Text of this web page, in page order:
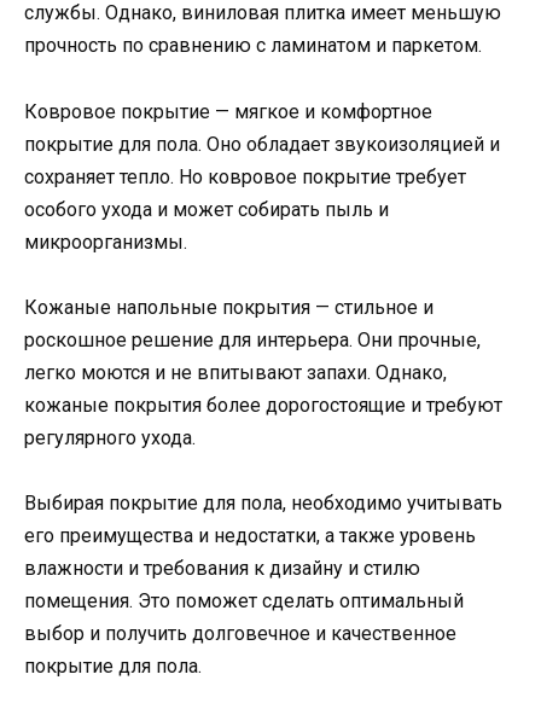
службы. Однако, виниловая плитка имеет меньшую
прочность по сравнению с ламинатом и паркетом.
Ковровое покрытие — мягкое и комфортное
покрытие для пола. Оно обладает звукоизоляцией и
сохраняет тепло. Но ковровое покрытие требует
особого ухода и может собирать пыль и
микроорганизмы.
Кожаные напольные покрытия — стильное и
роскошное решение для интерьера. Они прочные,
легко моются и не впитывают запахи. Однако,
кожаные покрытия более дорогостоящие и требуют
регулярного ухода.
Выбирая покрытие для пола, необходимо учитывать
его преимущества и недостатки, а также уровень
влажности и требования к дизайну и стилю
помещения. Это поможет сделать оптимальный
выбор и получить долговечное и качественное
покрытие для пола.